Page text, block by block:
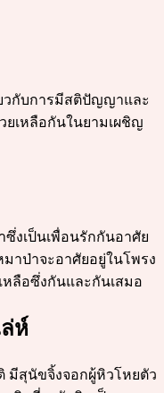
วกับการมีสติปัญญาและ
เหลือกันในยามเผชิญ
งเป็นเพื่อนรักกันอาศัย
าป่าจะอาศัยอยู่ในโพรง
หลือซึ่งกันและกันเสมอ
ห์
มีสุนัขจิ้งจอกผู้หิวโหยตัว